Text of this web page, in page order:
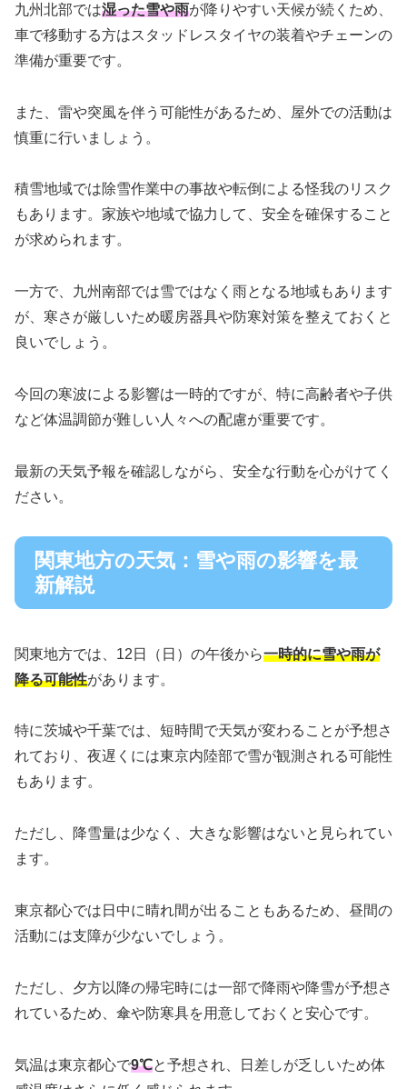
九州北部では湿った雪や雨が降りやすい天候が続くため、
車で移動する方はスタッドレスタイヤの装着やチェーンの
準備が重要です。
また、雷や突風を伴う可能性があるため、屋外での活動は
慎重に行いましょう。
積雪地域では除雪作業中の事故や転倒による怪我のリスク
もあります。家族や地域で協力して、安全を確保すること
が求められます。
一方で、九州南部では雪ではなく雨となる地域もあります
が、寒さが厳しいため暖房器具や防寒対策を整えておくと
良いでしょう。
今回の寒波による影響は一時的ですが、特に高齢者や子供
など体温調節が難しい人々への配慮が重要です。
最新の天気予報を確認しながら、安全な行動を心がけてく
ださい。
関東地方の天気：雪や雨の影響を最
新解説
関東地方では、12日（日）の午後から一時的に雪や雨が
降る可能性があります。
特に茨城や千葉では、短時間で天気が変わることが予想さ
れており、夜遅くには東京内陸部で雪が観測される可能性
もあります。
ただし、降雪量は少なく、大きな影響はないと見られてい
ます。
東京都心では日中に晴れ間が出ることもあるため、昼間の
活動には支障が少ないでしょう。
ただし、夕方以降の帰宅時には一部で降雨や降雪が予想さ
れているため、傘や防寒具を用意しておくと安心です。
気温は東京都心で9℃と予想され、日差しが乏しいため体